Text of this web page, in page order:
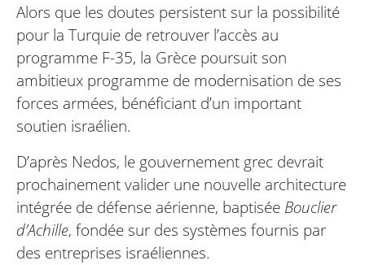
Alors que les doutes persistent sur la possibilité
pour la Turquie de retrouver l’accès au
programme F-35, la Grèce poursuit son
ambitieux programme de modernisation de ses
forces armées, bénéficiant d’un important
soutien israélien.
D’après Nedos, le gouvernement grec devrait
prochainement valider une nouvelle architecture
intégrée de défense aérienne, baptisée Bouclier
d’Achille, fondée sur des systèmes fournis par
des entreprises israéliennes.